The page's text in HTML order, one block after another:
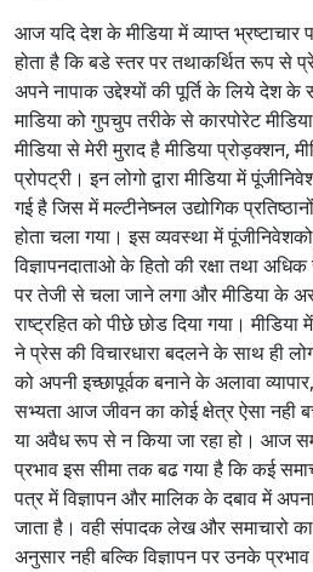
आज यदि देश के मीडिया में व्याप्त
होता है कि बडे स्तर पर तथाकर्थित रूप से
अपने नापाक उद्देश्यों की पूर्ति के लिये देश
माडिया को गुपचुप तरीके से कारपोरेट
मीडिया से मेरी मुराद है मीडिया प्रोड़क्शन,
प्रोपट्री। इन लोगो द्वारा मीडिया में
गई है जिस में मल्टीनेष्नल उद्योगिक
होता चला गया। इस व्यवस्था में
विज्ञापनदाताओ के हितो की रक्षा तथा
पर तेजी से चला जाने लगा और मीडिया
राष्ट्रहित को पीछे छोड दिया गया।
ने प्रेस की विचारधारा बदलने के साथ ही
को अपनी इच्छापूर्वक बनाने के अलावा
सभ्यता आज जीवन का कोई क्षेत्र ऐसा नही
या अवैध रूप से न किया जा रहा हो। आज
प्रभाव इस सीमा तक बढ गया है कि कई
पत्र में विज्ञापन और मालिक के दबाव में
जाता है। वही संपादक लेख और समाचारो
अनुसार नही बल्कि विज्ञापन पर उनके